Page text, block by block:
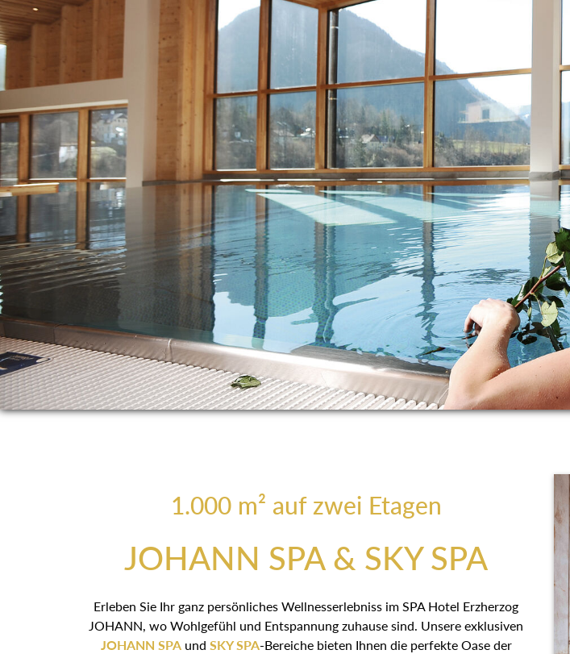
1.000 m² auf zwei Etagen
JOHANN SPA & SKY SPA
Erleben Sie Ihr ganz persönliches Wellnesserlebniss im SPA Hotel Erzherzog
JOHANN, wo Wohlgefühl und Entspannung zuhause sind. Unsere exklusiven
JOHANN SPAund SKY SPA-Bereiche bieten Ihnen die perfekte Oase der